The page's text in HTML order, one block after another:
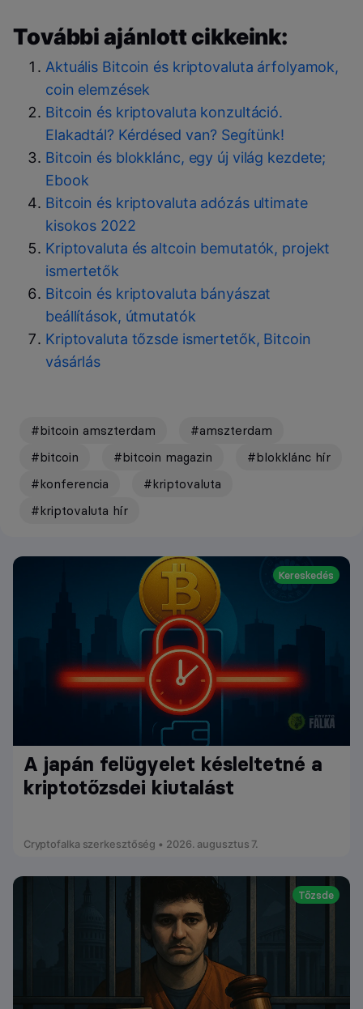
További ajánlott cikkeink:
Aktuális Bitcoin és kriptovaluta árfolyamok,
coin elemzések
Bitcoin és kriptovaluta konzultáció.
Elakadtál? Kérdésed van? Segítünk!
Bitcoin és blokklánc, egy új világ kezdete;
Ebook
Bitcoin és kriptovaluta adózás ultimate
kisokos 2022
Kriptovaluta és altcoin bemutatók, projekt
ismertetők
Bitcoin és kriptovaluta bányászat
beállítások, útmutatók
Kriptovaluta tőzsde ismertetők, Bitcoin
vásárlás
#bitcoin amszterdam
#amszterdam
#bitcoin
#bitcoin magazin
#blokklánc hír
#konferencia
#kriptovaluta
#kriptovaluta hír
Kereskedés
A japán felügyelet késleltetné a
kriptotőzsdei kiutalást
Cryptofalka szerkesztőség • 2026. augusztus 7.
Tőzsde